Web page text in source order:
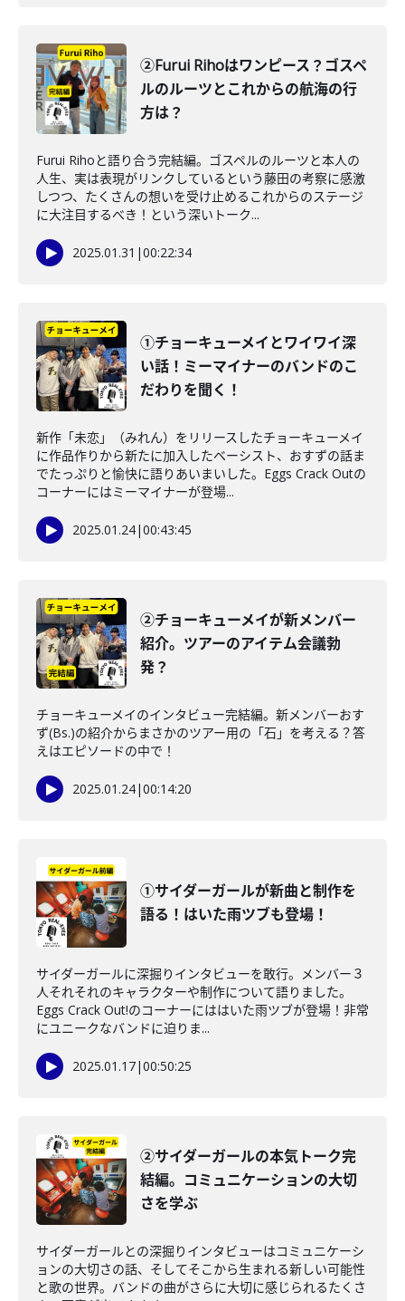
②Furui Rihoはワンピース？ゴスペ
ルのルーツとこれからの航海の行
方は？
Furui Rihoと語り合う完結編。ゴスペルのルーツと本人の
人生、実は表現がリンクしているという藤田の考察に感激
しつつ、たくさんの想いを受け止めるこれからのステージ
に大注目するべき！という深いトーク...
2025.01.31 |00:22:34
①チョーキューメイとワイワイ深
い話！ミーマイナーのバンドのこ
だわりを聞く！
新作「未恋」（みれん）をリリースしたチョーキューメイ
に作品作りから新たに加入したベーシスト、おすずの話ま
でたっぷりと愉快に語りあいまいした。Eggs Crack Outの
コーナーにはミーマイナーが登場...
2025.01.24|00:43:45
②チョーキューメイが新メンバー
紹介。ツアーのアイテム会議勃
発？
チョーキューメイのインタビュー完結編。新メンバーおす
ず(Bs.)の紹介からまさかのツアー用の「石」を考える？答
えはエピソードの中で！
2025.01.24|00:14:20
①サイダーガールが新曲と制作を
語る！はいた雨ツブも登場！
サイダーガールに深掘りインタビューを敢行。メンバー３
人それそれのキャラクターや制作について語りました。
Eggs Crack Out!のコーナーにははいた雨ツブが登場！非常
にユニークなバンドに迫りま...
2025.01.17|00:50:25
②サイダーガールの本気トーク完
結編。コミュニケーションの大切
さを学ぶ
サイダーガールとの深掘りインタビューはコミュニケーシ
ョンの大切さの話、そしてそこから生まれる新しい可能性
と歌の世界。バンドの曲がさらに大切に感じられるたくさ